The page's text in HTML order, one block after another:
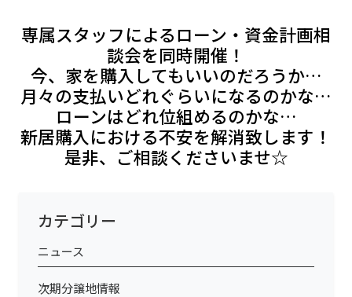
専属スタッフによるローン・資金計画相
談会を同時開催！
今、家を購入してもいいのだろうか…
月々の支払いどれぐらいになるのかな…
ローンはどれ位組めるのかな…
新居購入における不安を解消致します！
是非、ご相談くださいませ☆
カテゴリー
ニュース
次期分譲地情報